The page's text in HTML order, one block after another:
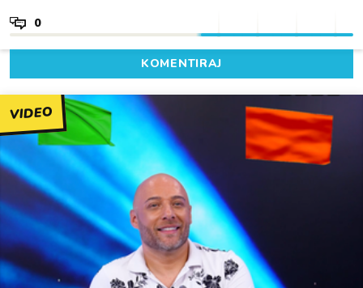
0
KOMENTIRAJ
VIDEO